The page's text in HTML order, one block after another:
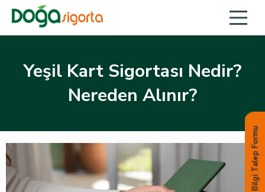
Yeşil Kart Sigortası Nedir?
Nereden Alınır?
Bilgi Talep Formu